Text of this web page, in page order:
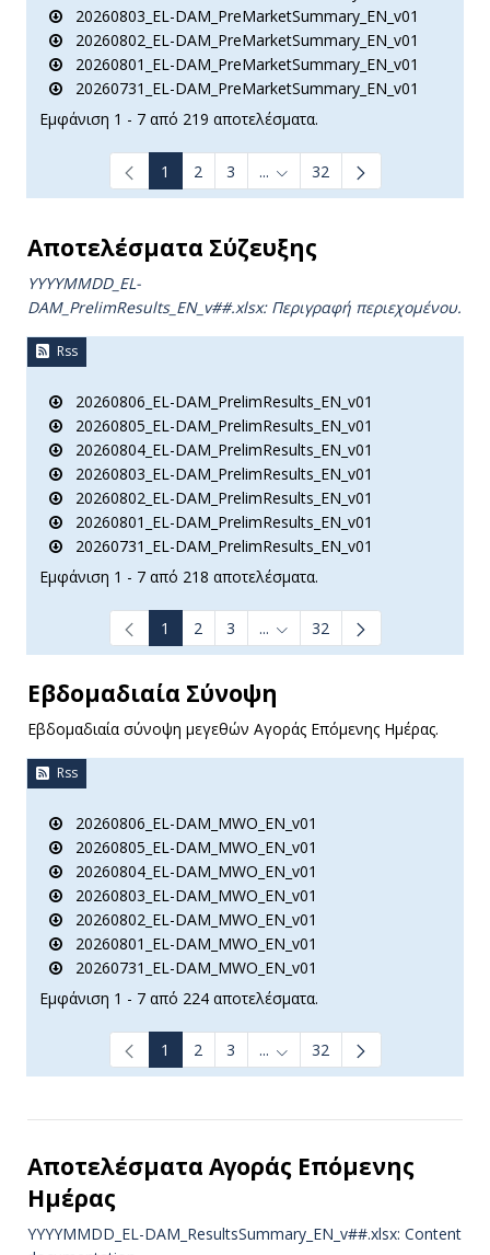
20260803_EL-DAM_PreMarketSummary_EN_v01
20260802_EL-DAM_PreMarketSummary_EN_v01
20260801_EL-DAM_PreMarketSummary_EN_v01
20260731_EL-DAM_PreMarketSummary_EN_v01
Εμφάνιση 1 - 7 από 219 αποτελέσματα.
1 2 3 ... Ενδιάμεσες σελίδες Use
32
Αποτελέσματα Σύζευξης
YYYYMMDD_EL-
DAM_PrelimResults_ΕΝ_v##.xlsx: Περιγραφή περιεχομένου.
Rss
20260806_EL-DAM_PrelimResults_EN_v01
20260805_EL-DAM_PrelimResults_EN_v01
20260804_EL-DAM_PrelimResults_EN_v01
20260803_EL-DAM_PrelimResults_EN_v01
20260802_EL-DAM_PrelimResults_EN_v01
20260801_EL-DAM_PrelimResults_EN_v01
20260731_EL-DAM_PrelimResults_EN_v01
Εμφάνιση 1 - 7 από 218 αποτελέσματα.
1 2 3 ... Ενδιάμεσες σελίδες Use
32
Εβδομαδιαία Σύνοψη
Εβδομαδιαία σύνοψη μεγεθών Αγοράς Επόμενης Ημέρας.
Rss
20260806_EL-DAM_MWO_EN_v01
20260805_EL-DAM_MWO_EN_v01
20260804_EL-DAM_MWO_EN_v01
20260803_EL-DAM_MWO_EN_v01
20260802_EL-DAM_MWO_EN_v01
20260801_EL-DAM_MWO_EN_v01
20260731_EL-DAM_MWO_EN_v01
Εμφάνιση 1 - 7 από 224 αποτελέσματα.
1 2 3 ... Ενδιάμεσες σελίδες Use
32
Αποτελέσματα Aγοράς Επόμενης
Ημέρας
YYYYMMDD_EL-DAM_ResultsSummary_EN_v##.xlsx: Content